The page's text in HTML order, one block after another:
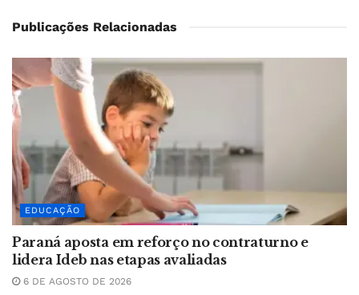
Publicações Relacionadas
EDUCAÇÃO
Paraná aposta em reforço no contraturno e
lidera Ideb nas etapas avaliadas
6 DE AGOSTO DE 2026